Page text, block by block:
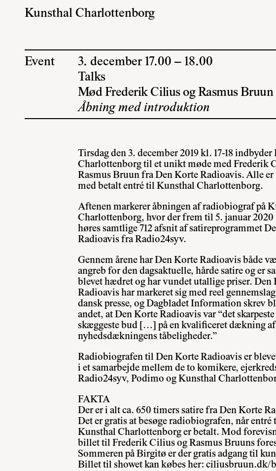
Kunsthal Charlottenborg
Event
3. december 17.00 – 18.00
Talks
Mød Frederik Cilius og Rasmus
Åbning med introduktion
Tirsdag den 3. december 2019 kl. 17-18
Charlottenborg til et unikt møde med Frederik
Rasmus Bruun fra Den Korte Radioavis. Alle
med betalt entré til Kunsthal Charlottenborg.
Aftenen markerer åbningen af radiobiograf på
Charlottenborg, hvor der frem til 5. januar
høres samtlige 712 afsnit af satireprogrammet
Radioavis fra Radio24syv.
Gennem årene har Den Korte Radioavis både
angreb for den dagsaktuelle, hårde satire og er
blevet hædret og har vundet utallige priser. Den
Radioavis har markeret sig med reel
dansk presse, og Dagbladet Information skrev
andet, at Den Korte Radioavis var “det
skæggeste bud […] på en kvalificeret dækning af
nyhedsdækningens tåbeligheder.”
Radiobiografen til Den Korte Radioavis er
i et samarbejde mellem de to komikere,
Radio24syv, Podimo og Kunsthal
FAKTA
Der er i alt ca. 650 timers satire fra Den Korte
Det er gratis at besøge radiobiografen, når entré
Kunsthal Charlottenborg er betalt. Mod
billet til Frederik Cilius og Rasmus Bruuns
Sommeren på Birgitø er der gratis adgang til
Billet til showet kan købes her: ciliusbruun.dk/